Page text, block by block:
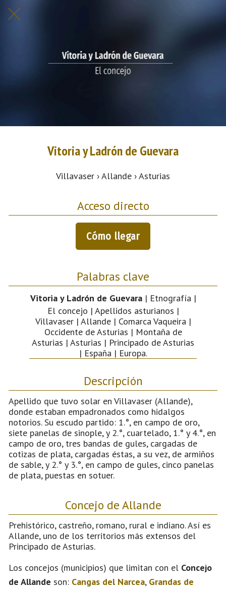
Vitoria y Ladrón de Guevara
Villavaser › Allande › Asturias
Acceso directo
Cómo llegar
Palabras clave
Vitoria y Ladrón de Guevara| Etnografía |
El concejo | Apellidos asturianos |
Villavaser | Allande | Comarca Vaqueira |
Occidente de Asturias | Montaña de
Asturias | Asturias | Principado de Asturias
| España | Europa.
Descripción
Apellido que tuvo solar en Villavaser (Allande),
donde estaban empadronados como hidalgos
notorios. Su escudo partido: 1.°, en campo de oro,
siete panelas de sinople, y 2.°, cuartelado, 1.° y 4.°, en
campo de oro, tres bandas de gules, cargadas de
cotizas de plata, cargadas éstas, a su vez, de armiños
de sable, y 2.° y 3.°, en campo de gules, cinco panelas
de plata, puestas en sotuer.
Concejo de Allande
Prehistórico, castreño, romano, rural e indiano. Así es
Allande, uno de los territorios más extensos del
Principado de Asturias.
Los concejos (municipios) que limitan con el Concejo
de Allande son: Cangas del Narcea, Grandas de